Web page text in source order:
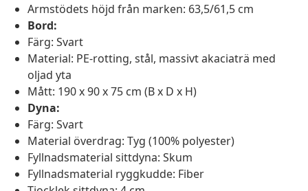
Armstödets höjd från marken: 63,5/61,5 cm
Bord:
Färg: Svart
Material: PE-rotting, stål, massivt akaciaträ med
oljad yta
Mått: 190 x 90 x 75 cm (B x D x H)
Dyna:
Färg: Svart
Material överdrag: Tyg (100% polyester)
Fyllnadsmaterial sittdyna: Skum
Fyllnadsmaterial ryggkudde: Fiber